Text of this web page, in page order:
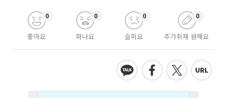
좋아요
0
화나요
0
슬퍼요
0
추가취재 원해요
0